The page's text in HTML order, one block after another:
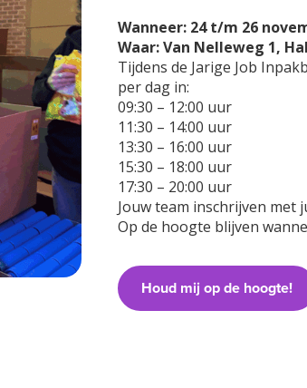
Wanneer: 24 t/m 26
Waar: Van Nelleweg 1,
Tijdens de Jarige Job
per dag in:
09:30 – 12:00 uur
11:30 – 14:00 uur
13:30 – 16:00 uur
15:30 – 18:00 uur
17:30 – 20:00 uur
Jouw team inschrijven
Op de hoogte blijven
Houd mij op de hoogte!